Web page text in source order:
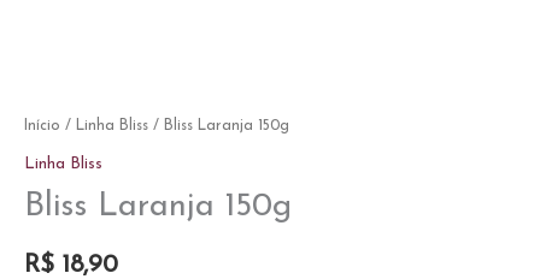
Início / Linha Bliss / Bliss Laranja 150g
Linha Bliss
Bliss Laranja 150g
R$ 18,90